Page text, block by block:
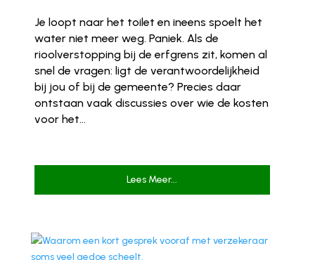
Je loopt naar het toilet en ineens spoelt het
water niet meer weg. Paniek. Als de
rioolverstopping bij de erfgrens zit, komen al
snel de vragen: ligt de verantwoordelijkheid
bij jou of bij de gemeente? Precies daar
ontstaan vaak discussies over wie de kosten
voor het...
Lees Meer...